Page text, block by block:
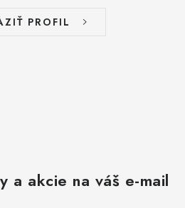
PROFIL
a akcie na váš e-mail